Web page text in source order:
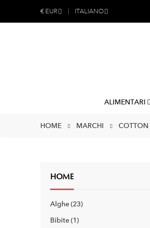
€ EUR ITALIANO
ALIMENTARI
HOME MARCHI
HOME
Alghe 23
Bibite 1